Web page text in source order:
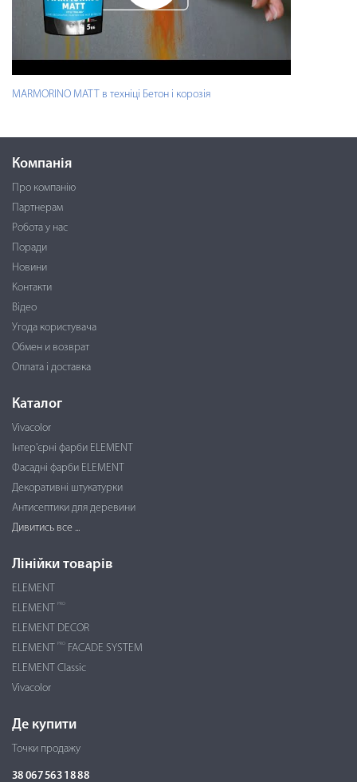
MARMORINO MATT в техніці Бетон і корозія
Компанія
Про компанію
Партнерам
Робота у нас
Поради
Новини
Контакти
Відео
Угода користувача
Обмен и возврат
Оплата і доставка
Каталог
Vivacolor
Інтер'єрні фарби ELEMENT
Фасадні фарби ELEMENT
Декоративні штукатурки
Антисептики для деревини
Дивитись все ...
Лінійки товарів
ELEMENT
ELEMENT
PRO
ELEMENT DECOR
ELEMENT
PRO
FACADE SYSTEM
ELEMENT Classic
Vivacolor
Де купити
Точки продажу
38 067 563 18 88